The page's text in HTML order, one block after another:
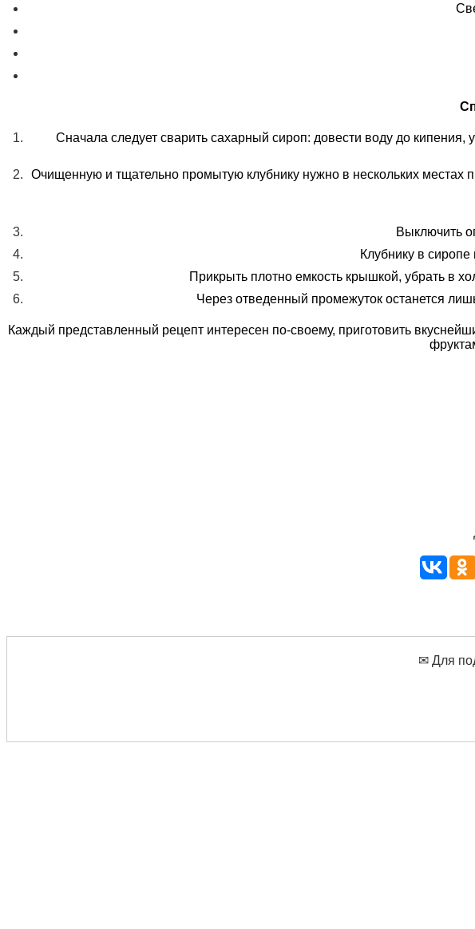
Сначала следует сварить сахарный сироп: довести воду до
Очищенную и тщательно промытую клубнику нужно в нескольких местах
Выключить
Клубнику в сиропе
Прикрыть плотно емкость крышкой, убрать в
Через отведенный промежуток останется
Каждый представленный рецепт интересен по-своему, приготовить
✉ Для